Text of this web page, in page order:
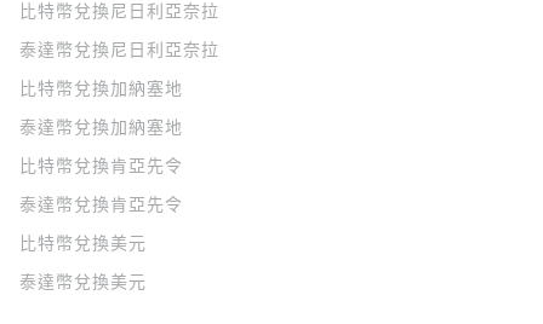
比特幣兌換尼日利亞奈拉
泰達幣兌換尼日利亞奈拉
比特幣兌換加納塞地
泰達幣兌換加納塞地
比特幣兌換肯亞先令
泰達幣兌換肯亞先令
比特幣兌換美元
泰達幣兌換美元